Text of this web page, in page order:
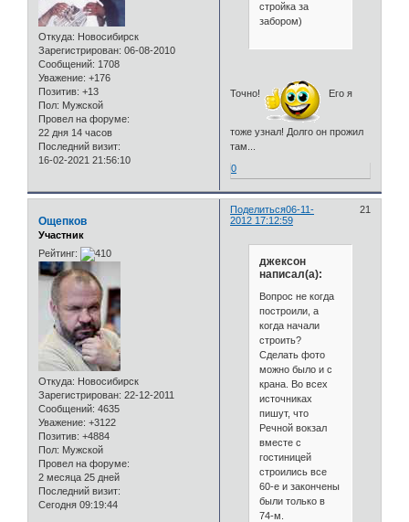
Откуда: Новосибирск
Зарегистрирован: 06-08-2010
Сообщений: 1708
Уважение: +176
Позитив: +13
Пол: Мужской
Провел на форуме:
22 дня 14 часов
Последний визит:
16-02-2021 21:56:10
стройка за
забором)
Точно! Его я
тоже узнал! Долго он прожил
там...
0
Поделиться 21
06-11-
2012 17:12:59
Ощепков
Участник
Рейтинг:
Откуда: Новосибирск
Зарегистрирован: 22-12-2011
Сообщений: 4635
Уважение: +3122
Позитив: +4884
Пол: Мужской
Провел на форуме:
2 месяца 25 дней
Последний визит:
Сегодня 09:19:44
джексон
написал(а):
Вопрос не когда
построили, а
когда начали
строить?
Сделать фото
можно было и с
крана. Во всех
источниках
пишут, что
Речной вокзал
вместе с
гостиницей
строились все
60-е и закончены
были только в
74-м.